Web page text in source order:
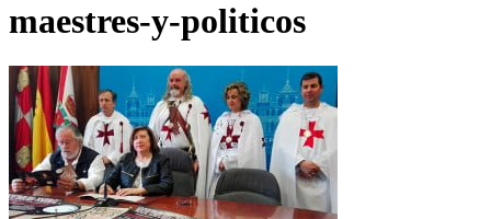
maestres-y-politicos